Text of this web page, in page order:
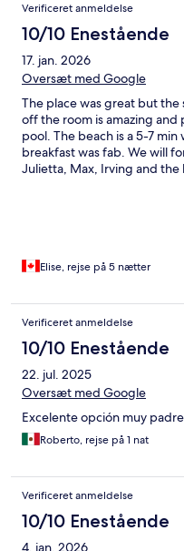
Verificeret anmeldelse
10/10 Enestående
17. jan. 2026
Oversæt med Google
The place was great but
off the room is amazing
pool. The beach is a 5-7 min
breakfast was fab. We will
Julietta, Max, Irving and the
Elise, rejse på 5 nætter
Verificeret anmeldelse
10/10 Enestående
22. jul. 2025
Oversæt med Google
Excelente opción muy
Roberto, rejse på 1 nat
Verificeret anmeldelse
10/10 Enestående
4. jan. 2026